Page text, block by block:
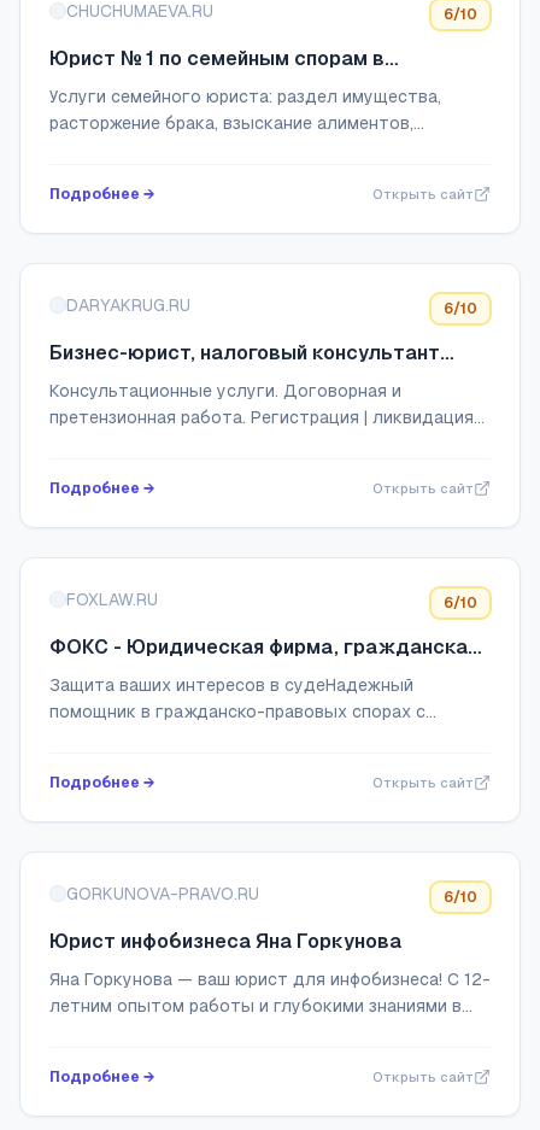
CHUCHUMAEVA.RU 6/10
Юрист № 1 по семейным спорам в
Хабаровске и на Дальнем Востоке
Услуги семейного юриста: раздел имущества,
расторжение брака, взыскание алиментов,
Подробнее → Открыть сайт
DARYAKRUG.RU 6/10
Бизнес-юрист, налоговый консультант
Дарья Круглова
Консультационные услуги. Договорная и
претензионная работа. Регистрация | ликвидация
Подробнее → Открыть сайт
FOXLAW.RU 6/10
ФОКС - Юридическая фирма, гражданская
практика
Защита ваших интересов в судеНадежный
помощник в гражданско-правовых спорах с
Подробнее → Открыть сайт
GORKUNOVA-PRAVO.RU 6/10
Юрист инфобизнеса Яна Горкунова
Яна Горкунова — ваш юрист для инфобизнеса! С 12-
летним опытом работы и глубокими знаниями в
Подробнее → Открыть сайт